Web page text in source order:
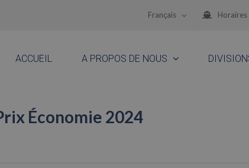
Français
ACCUEIL A PROPOS DE NOUS
Économie 2024